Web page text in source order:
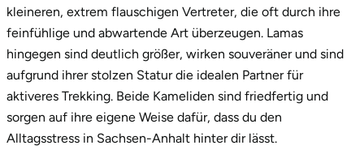
kleineren, extrem flauschigen Vertreter, die oft durch ihre
feinfühlige und abwartende Art überzeugen. Lamas
hingegen sind deutlich größer, wirken souveräner und sind
aufgrund ihrer stolzen Statur die idealen Partner für
aktiveres Trekking. Beide Kameliden sind friedfertig und
sorgen auf ihre eigene Weise dafür, dass du den
Alltagsstress in Sachsen-Anhalt hinter dir lässt.
Saarbrücken
Salzgitter
Schongau
Schwabach